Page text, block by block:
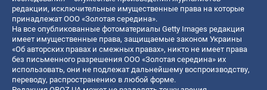
редакции, исключительные имущественные права на которые
принадлежат ООО «Золотая середина».
На все опубликованные фотоматериалы Getty Images редакция
имеет имущественные права, защищаемые законом Украины
«Об авторских правах и смежных правах», никто не имеет права
без письменного разрешения ООО «Золотая середина» их
использовать, они не подлежат дальнейшему воспроизводству,
переводу, распространению в любой форме.